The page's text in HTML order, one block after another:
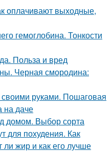
оплачивают выходные,
гемоглобина. Тонкости
Польза и вред
Черная смородина:
своими руками. Пошаговая
на даче
домом. Выбор сорта
для похудения. Как
ли жир и как его лучше